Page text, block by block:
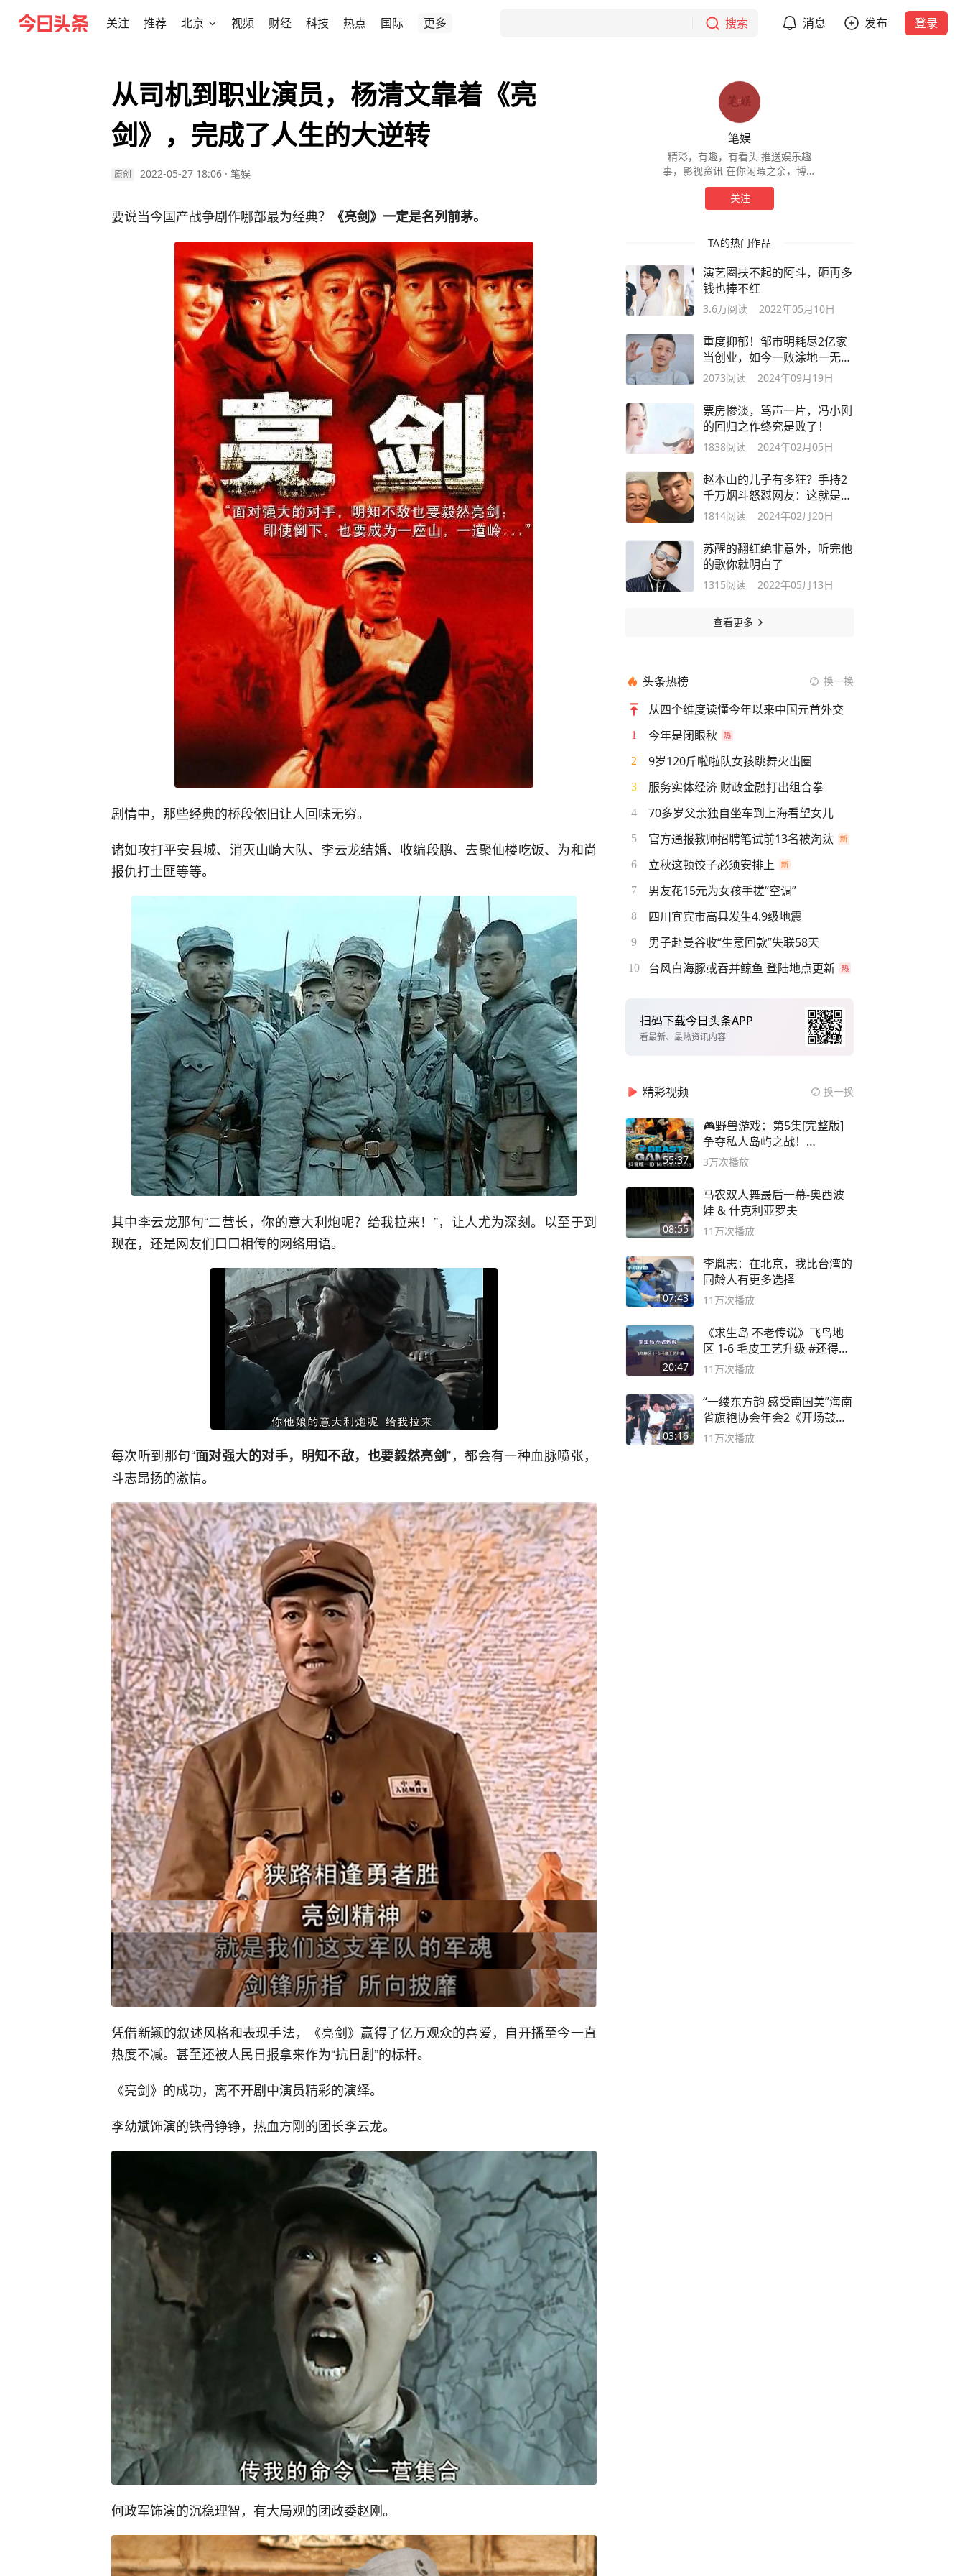
关注 推荐 北京 视频 财经 科技 热点 国际 更多 搜索 消息 发布 登录
从司机到职业演员，杨清文靠着《亮
剑》，完成了人生的大逆转
原创 2022-05-27 18:06 · 笔娱
要说当今国产战争剧作哪部最为经典？ 《亮剑》一定是名列前茅。
剧情中，那些经典的桥段依旧让人回味无穷。
诸如攻打平安县城、消灭山崎大队、李云龙结婚、收编段鹏、去聚仙楼吃饭、为和尚
报仇打土匪等等。
其中李云龙那句“二营长，你的意大利炮呢？给我拉来！”，让人尤为深刻。以至于到
现在，还是网友们口口相传的网络用语。
每次听到那句“面对强大的对手，明知不敌，也要毅然亮剑”，都会有一种血脉喷张，
斗志昂扬的激情。
凭借新颖的叙述风格和表现手法，《亮剑》赢得了亿万观众的喜爱，自开播至今一直
热度不减。甚至还被人民日报拿来作为“抗日剧”的标杆。
《亮剑》的成功，离不开剧中演员精彩的演绎。
李幼斌饰演的铁骨铮铮，热血方刚的团长李云龙。
何政军饰演的沉稳理智，有大局观的团政委赵刚。
笔娱
精彩，有趣，有看头 推送娱乐趣
事，影视资讯 在你闲暇之余，博你
一笑 ✌🏻✌🏻✌🏻
关注
TA的热门作品
演艺圈扶不起的阿斗，砸再多
钱也捧不红
3.6万阅读 2022年05月10日
重度抑郁！邹市明耗尽2亿家
当创业，如今一败涂地一无所
有！
2073阅读 2024年09月19日
票房惨淡，骂声一片，冯小刚
的回归之作终究是败了！
1838阅读 2024年02月05日
赵本山的儿子有多狂？手持2
千万烟斗怒怼网友：这就是资
本！
1814阅读 2024年02月20日
苏醒的翻红绝非意外，听完他
的歌你就明白了
1315阅读 2022年05月13日
查看更多
头条热榜 换一换
从四个维度读懂今年以来中国元首外交
1 今年是闭眼秋
2 9岁120斤啦啦队女孩跳舞火出圈
3 服务实体经济 财政金融打出组合拳
4 70多岁父亲独自坐车到上海看望女儿
5 官方通报教师招聘笔试前13名被淘汰
6 立秋这顿饺子必须安排上
7 男友花15元为女孩手搓“空调”
8 四川宜宾市高县发生4.9级地震
9 男子赴曼谷收“生意回款”失联58天
10 台风白海豚或吞并鲸鱼 登陆地点更新
扫码下载今日头条APP
看最新、最热资讯内容
精彩视频 换一换
55:37
🎮野兽游戏：第5集[完整版]
争夺私人岛屿之战！
#MrBeastChina
3万次播放
08:55
马农双人舞最后一幕-奥西波
娃 & 什克利亚罗夫
11万次播放
07:43
李胤志：在北京，我比台湾的
同龄人有更多选择
11万次播放
20:47
《求生岛 不老传说》飞鸟地
区 1-6 毛皮工艺升级 #还得是
主机大作
11万次播放
03:16
“一缕东方韵 感受南国美”海南
省旗袍协会年会2《开场鼓》
二团
11万次播放